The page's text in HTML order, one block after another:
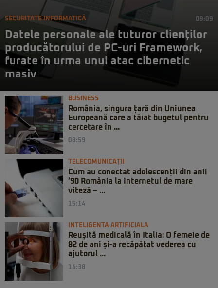
SECURITATE INFORMATICĂ 09:09
Datele personale ale tuturor clienților
producătorului de PC-uri Framework,
furate în urma unui atac cibernetic
masiv
BUSINESS
România, singura țară din Uniunea
Europeană care a tăiat bugetul pentru
cercetare în ...
08:59
TELECOMUNICAȚII
Cum au conectat adolescenții din anii
’90 România la internetul de mare
viteză – ...
15:14
INTELIGENTA ARTIFICIALA
Reușită medicală în Italia: O femeie de
82 de ani și-a recăpătat vederea cu
ajutorul ...
14:38